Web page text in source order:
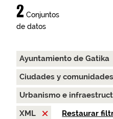
2 Conjuntos
de datos
Ayuntamiento de Gatika
Ciudades y
Urbanismo e
XML
Restaurar